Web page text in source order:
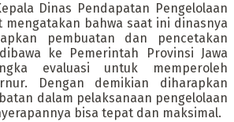
Dinas Pendapatan Pengelolaan
mengatakan bahwa saat ini dinasnya
pembuatan dan pencetakan
ke Pemerintah Provinsi Jawa
evaluasi untuk memperoleh
Dengan demikian diharapkan
dalam pelaksanaan pengelolaan
bisa tepat dan maksimal.